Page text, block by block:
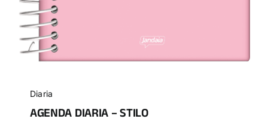
Diaria
AGENDA DIARIA – STILO